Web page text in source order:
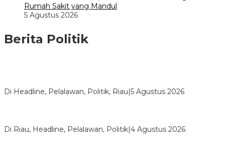
Rumah Sakit yang Mandul
5 Agustus 2026
Berita Politik
Di Headline, Pelalawan, Politik, Riau|5 Agustus 2026
Di Riau, Headline, Pelalawan, Politik|4 Agustus 2026